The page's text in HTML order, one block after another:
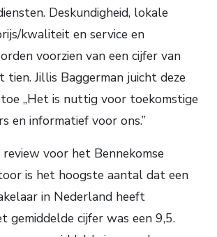
Deskundigheid, lokale
kwaliteit en service en
voorzien van een cijfer van
Jillis Baggerman juicht deze
,,Het is nuttig voor toekomstige
en informatief voor ons.”
review voor het Bennekomse
is het hoogste aantal dat een
in Nederland heeft
gemiddelde cijfer was een 9,5.